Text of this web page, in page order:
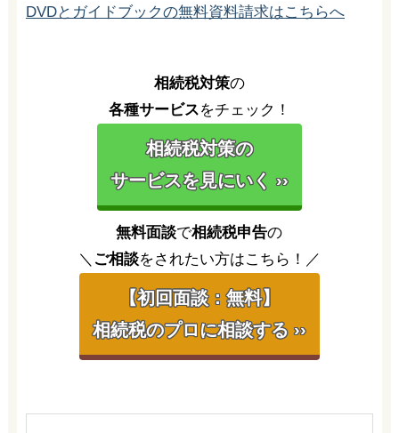
DVDとガイドブックの無料資料請求はこちらへ
相続税対策の
各種サービスをチェック！
相続税対策の
サービスを見にいく ››
無料面談で相続税申告の
＼ ご相談をされたい方はこちら！／
【初回面談：無料】
相続税のプロに相談する ››